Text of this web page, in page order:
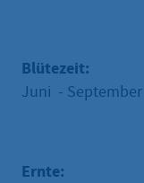
Blütezeit:
Juni - September
Ernte: